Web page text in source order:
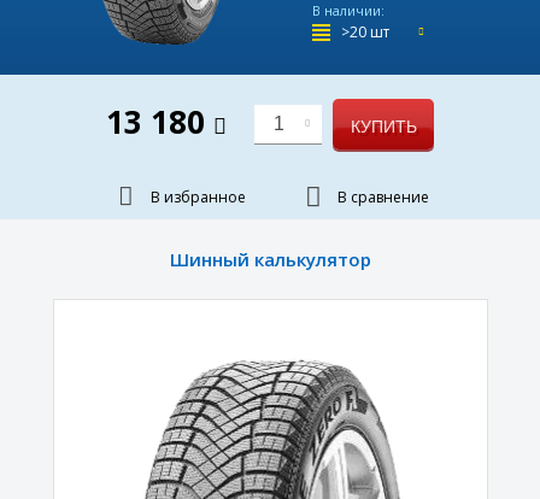
В наличии:
>20 шт
13 180 1 КУПИТЬ
В избранное В сравнение
Шинный калькулятор